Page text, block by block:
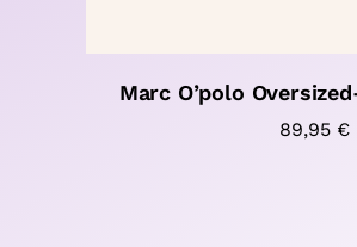
Marc O’polo
89,95 €